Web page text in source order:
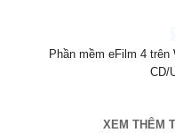
Phần mềm eFilm 4
CD/
XEM THÊM